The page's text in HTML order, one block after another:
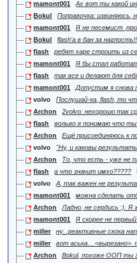
mamont001
Ах вот ты какой
Bokul
Поправочка: извиняюсь,
mamont001
Я не песемист
Bokul
flash'а в бан за
flash
ребят харе строить из
mamont001
Я бы стал
flash
так все и делают для
mamont001
Допустим я снова
volvo
Послушай-ка, flash, то
Archon
2volvo: нехорошо так
flash
вольво я понимаю что
Archon
Ещё присоединяюсь к
volvo
"Ну, и каковы
Archon
То, что есть - уже не
flash
а что значит имхо?????
volvo
А, так важен не
mamont001
можна сделать
Archon
Ладно, не сердись :).
mamont001
Я скорее не
miller
ну...реактивные скока
miller
вот аська....<вырезано>.
Archon
Bokul, похоже ООП ты